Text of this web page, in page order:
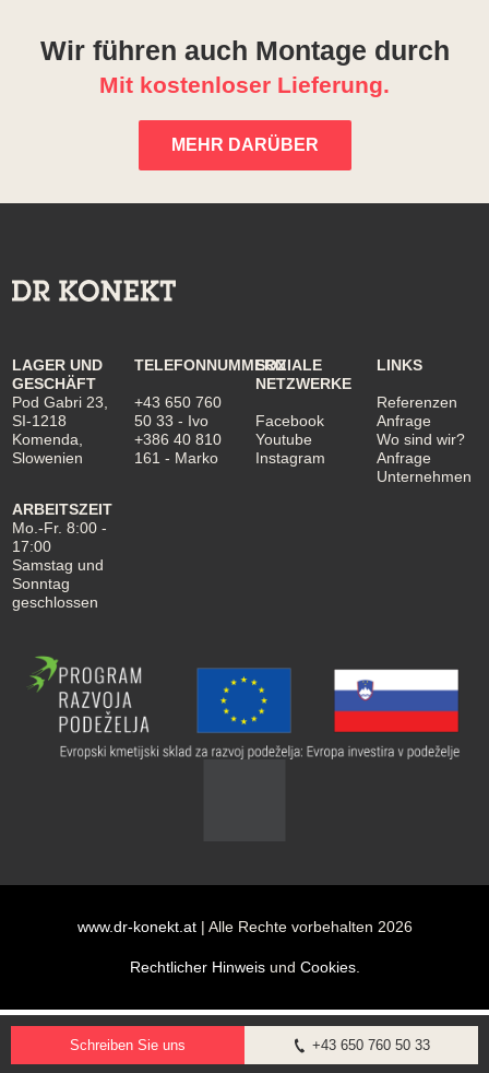
Wir führen auch Montage durch
Mit kostenloser Lieferung.
MEHR DARÜBER
LAGER UND
GESCHÄFT
Pod Gabri 23,
SI-1218
Komenda,
Slowenien
ARBEITSZEIT
Mo.-Fr. 8:00 -
17:00
Samstag und
Sonntag
geschlossen
TELEFONNUMMERN
+43 650 760
50 33 - Ivo
+386 40 810
161 - Marko
SOZIALE
NETZWERKE
Facebook
Youtube
Instagram
LINKS
Referenzen
Anfrage
Wo sind wir?
Anfrage
Unternehmen
www.dr-konekt.at| Alle Rechte vorbehalten 2026
Rechtlicher Hinweisund Cookies.
Schreiben Sie uns +43 650 760 50 33